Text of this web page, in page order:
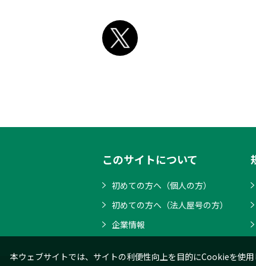
このサイトについて
初めての方へ（個人の方）
初めての方へ（法人屋号の方）
企業情報
本ウェブサイトでは、サイトの利便性向上を目的にCookieを使